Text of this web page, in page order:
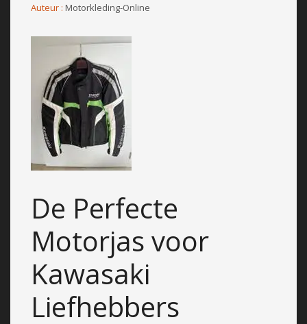
Auteur : Motorkleding-Online
De Perfecte
Motorjas voor
Kawasaki
Liefhebbers